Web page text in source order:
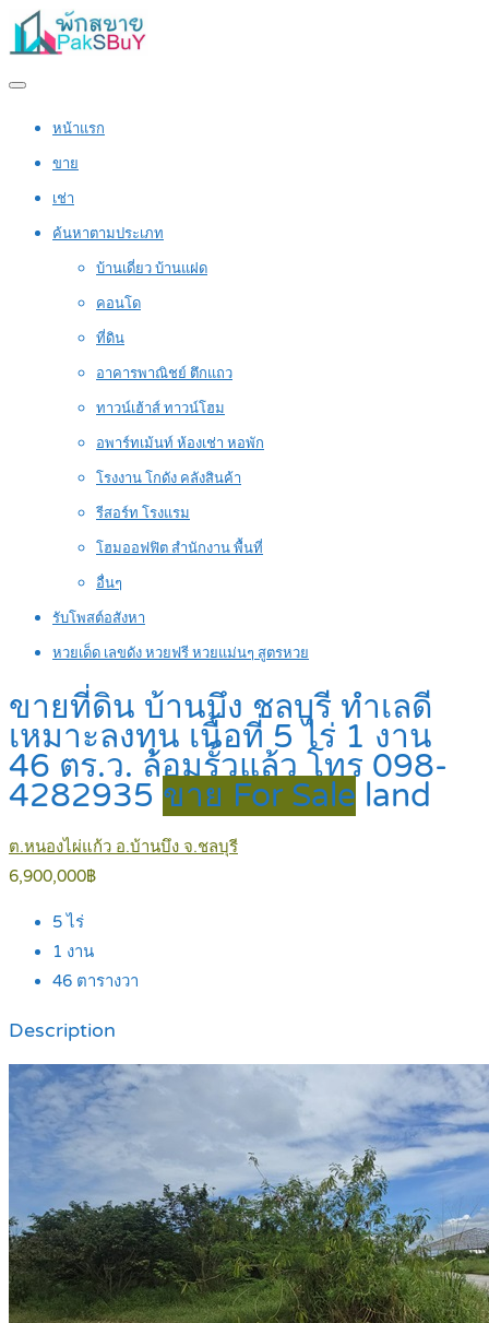
หน้าแรก
ขาย
เช่า
ค้นหาตามประเภท
บ้านเดี่ยว บ้านแฝด
คอนโด
ที่ดิน
อาคารพาณิชย์ ตึกแถว
ทาวน์เฮ้าส์ ทาวน์โฮม
อพาร์ทเม้นท์ ห้องเช่า หอพัก
โรงงาน โกดัง คลังสินค้า
รีสอร์ท โรงแรม
โฮมออฟฟิต สำนักงาน พื้นที่
อื่นๆ
รับโพสต์อสังหา
หวยเด็ด เลขดัง หวยฟรี หวยแม่นๆ สูตรหวย
ขายที่ดิน บ้านบึง ชลบุรี ทำเลดี
เหมาะลงทุน เนื้อที่ 5 ไร่ 1 งาน
46 ตร.ว. ล้อมรั้วแล้ว โทร 098-
4282935 ขาย For Sale land
ต.หนองไผ่แก้ว อ.บ้านบึง จ.ชลบุรี
6,900,000฿
5ไร่
1 งาน
46 ตารางวา
Description